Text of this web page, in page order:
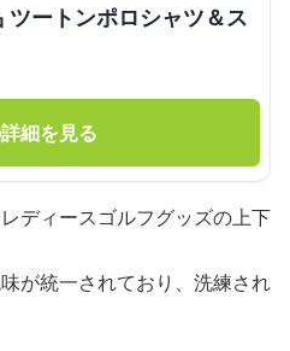
ツートンポロシャツ＆ス
細を見る
ディースゴルフグッズの上下
が統一されており、洗練され